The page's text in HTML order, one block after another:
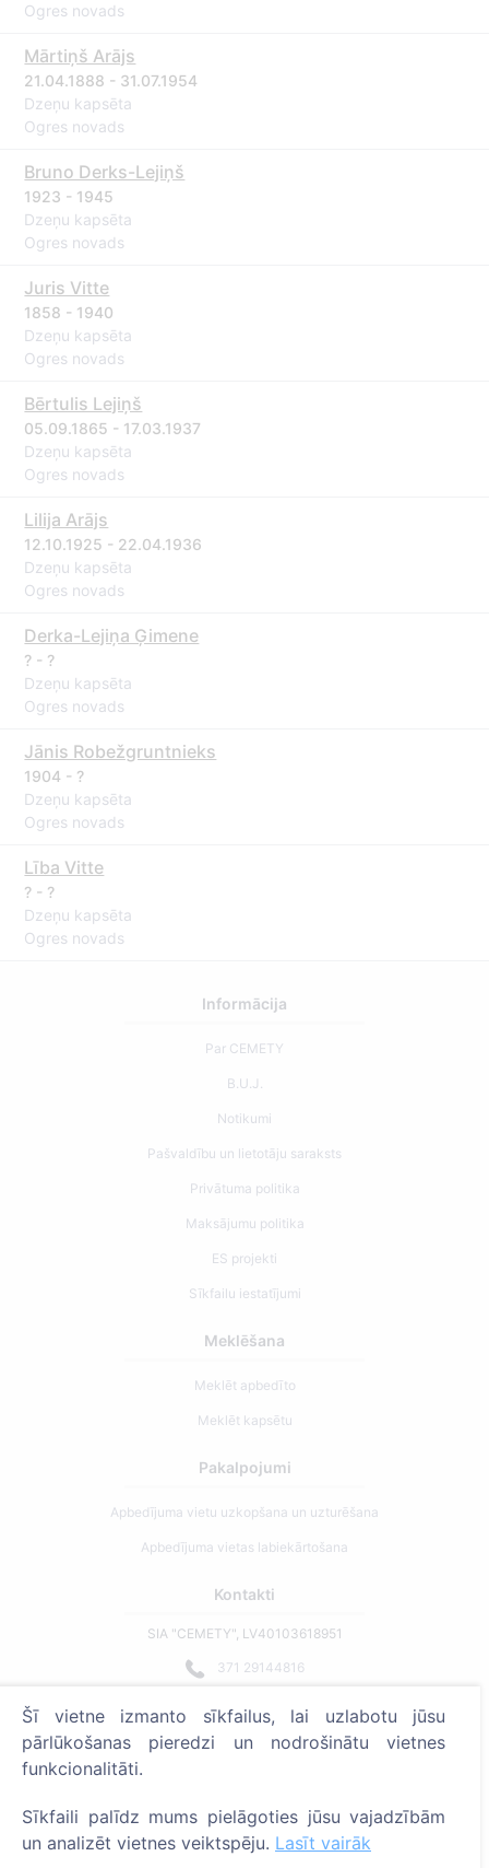
Ogres novads
Mārtiņš Arājs
21.04.1888 - 31.07.1954
Dzeņu kapsēta
Ogres novads
Bruno Derks-Lejiņš
1923 - 1945
Dzeņu kapsēta
Ogres novads
Juris Vitte
1858 - 1940
Dzeņu kapsēta
Ogres novads
Bērtulis Lejiņš
05.09.1865 - 17.03.1937
Dzeņu kapsēta
Ogres novads
Lilija Arājs
12.10.1925 - 22.04.1936
Dzeņu kapsēta
Ogres novads
Derka-Lejiņa Ģimene
? - ?
Dzeņu kapsēta
Ogres novads
Jānis Robežgruntnieks
1904 - ?
Dzeņu kapsēta
Ogres novads
Lība Vitte
? - ?
Dzeņu kapsēta
Ogres novads
Informācija
Par CEMETY
B.U.J.
Notikumi
Pašvaldību un lietotāju saraksts
Privātuma politika
Maksājumu politika
ES projekti
Sīkfailu iestatījumi
Meklēšana
Meklēt apbedīto
Meklēt kapsētu
Pakalpojumi
Apbedījuma vietu uzkopšana un uzturēšana
Apbedījuma vietas labiekārtošana
Kontakti
SIA "CEMETY", LV40103618951
371 29144816
Strādājam visā Latvijā!
Administratoriem
Šī vietne izmanto sīkfailus, lai uzlabotu jūsu
pārlūkošanas pieredzi un nodrošinātu vietnes
funkcionalitāti.
Sīkfaili palīdz mums pielāgoties jūsu vajadzībām
un analizēt vietnes veiktspēju. Lasīt vairāk